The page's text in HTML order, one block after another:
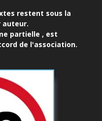
restent sous la
auteur.
partielle , est
de l'association.